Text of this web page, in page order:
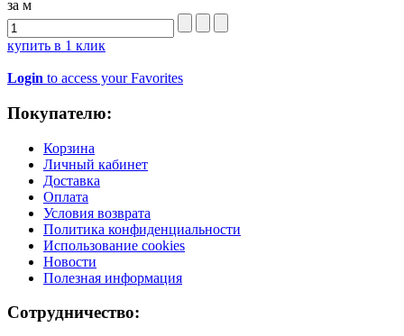
за м
купить в 1 клик
Login to access your Favorites
Покупателю:
Корзина
Личный кабинет
Доставка
Оплата
Условия возврата
Политика конфиденциальности
Использование cookies
Новости
Полезная информация
Сотрудничество: